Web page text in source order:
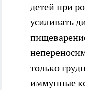
детей при
усиливать
только
иммунные